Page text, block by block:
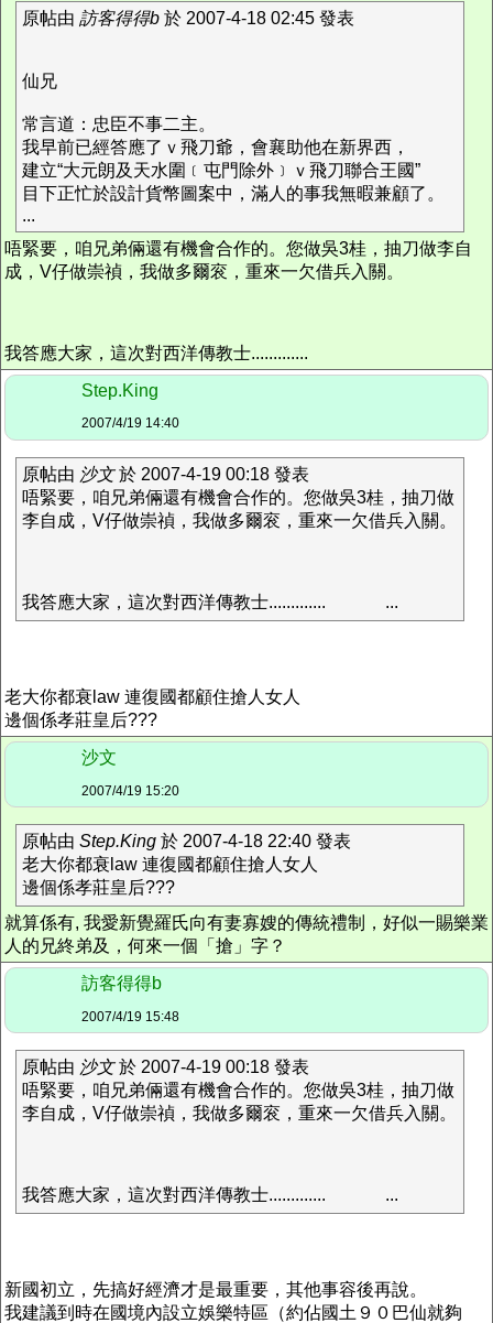
原帖由 訪客得得b 於 2007-4-18 02:45 發表
仙兄
常言道：忠臣不事二主。
我早前已經答應了ｖ飛刀爺，會襄助他在新界西，
建立“大元朗及天水圍﹝屯門除外﹞ｖ飛刀聯合王國”
目下正忙於設計貨幣圖案中，滿人的事我無暇兼顧了。
...
唔緊要，咱兄弟倆還有機會合作的。您做吳3桂，抽刀做李自
成，V仔做崇禎，我做多爾衮，重來一欠借兵入關。
我答應大家，這次對西洋傳教士.............
Step.King
2007/4/19 14:40
原帖由 沙文於 2007-4-19 00:18 發表
唔緊要，咱兄弟倆還有機會合作的。您做吳3桂，抽刀做
李自成，V仔做崇禎，我做多爾衮，重來一欠借兵入關。
我答應大家，這次對西洋傳教士............. ...
老大你都衰law 連復國都顧住搶人女人
邊個係孝莊皇后???
沙文
2007/4/19 15:20
原帖由 Step.King 於 2007-4-18 22:40 發表
老大你都衰law 連復國都顧住搶人女人
邊個係孝莊皇后???
就算係有, 我愛新覺羅氏向有妻寡嫂的傳統禮制，好似一賜樂業
人的兄終弟及，何來一個「搶」字？
訪客得得b
2007/4/19 15:48
原帖由 沙文於 2007-4-19 00:18 發表
唔緊要，咱兄弟倆還有機會合作的。您做吳3桂，抽刀做
李自成，V仔做崇禎，我做多爾衮，重來一欠借兵入關。
我答應大家，這次對西洋傳教士............. ...
新國初立，先搞好經濟才是最重要，其他事容後再說。
我建議到時在國境內設立娛樂特區（約佔國土９０巴仙就夠